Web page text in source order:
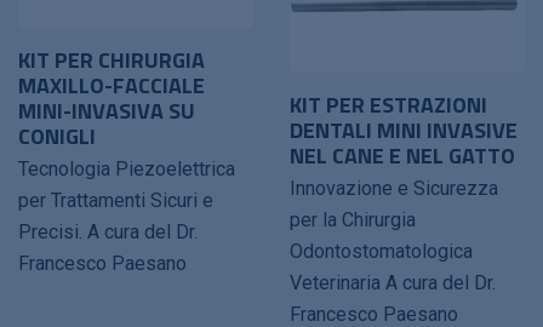
KIT PER CHIRURGIA
MAXILLO-FACCIALE
MINI-INVASIVA SU
CONIGLI
Tecnologia Piezoelettrica
per Trattamenti Sicuri e
Precisi. A cura del Dr.
Francesco Paesano
KIT PER ESTRAZIONI
DENTALI MINI INVASIVE
NEL CANE E NEL GATTO
Innovazione e Sicurezza
per la Chirurgia
Odontostomatologica
Veterinaria A cura del Dr.
Francesco Paesano